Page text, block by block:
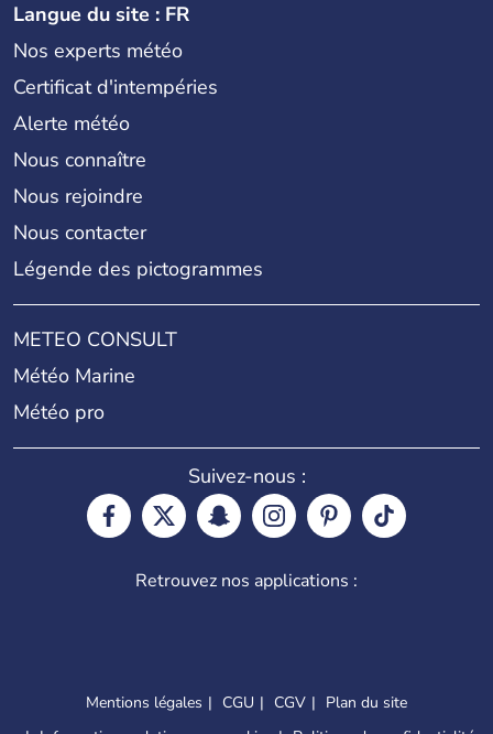
Langue du site : FR
Nos experts météo
Certificat d'intempéries
Alerte météo
Nous connaître
Nous rejoindre
Nous contacter
Légende des pictogrammes
METEO CONSULT
Météo Marine
Météo pro
Suivez-nous :
Retrouvez nos applications :
Mentions légales CGU CGV
Plan du site